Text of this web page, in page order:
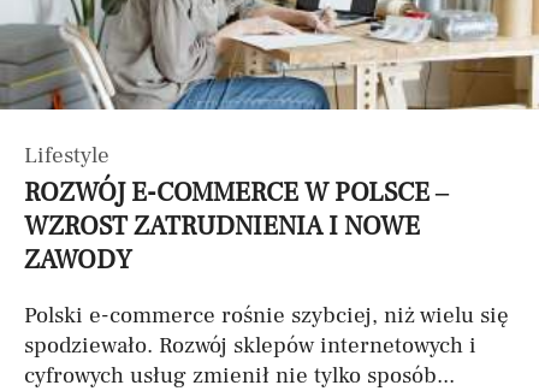
Lifestyle
ROZWÓJ E-COMMERCE W POLSCE –
WZROST ZATRUDNIENIA I NOWE
ZAWODY
Polski e-commerce rośnie szybciej, niż wielu się
spodziewało. Rozwój sklepów internetowych i
cyfrowych usług zmienił nie tylko sposób...